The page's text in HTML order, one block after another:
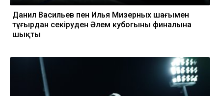
Данил Васильев пен Илья Мизерных шаңғымен
тұғырдан секіруден Әлем кубогының финалына
шықты